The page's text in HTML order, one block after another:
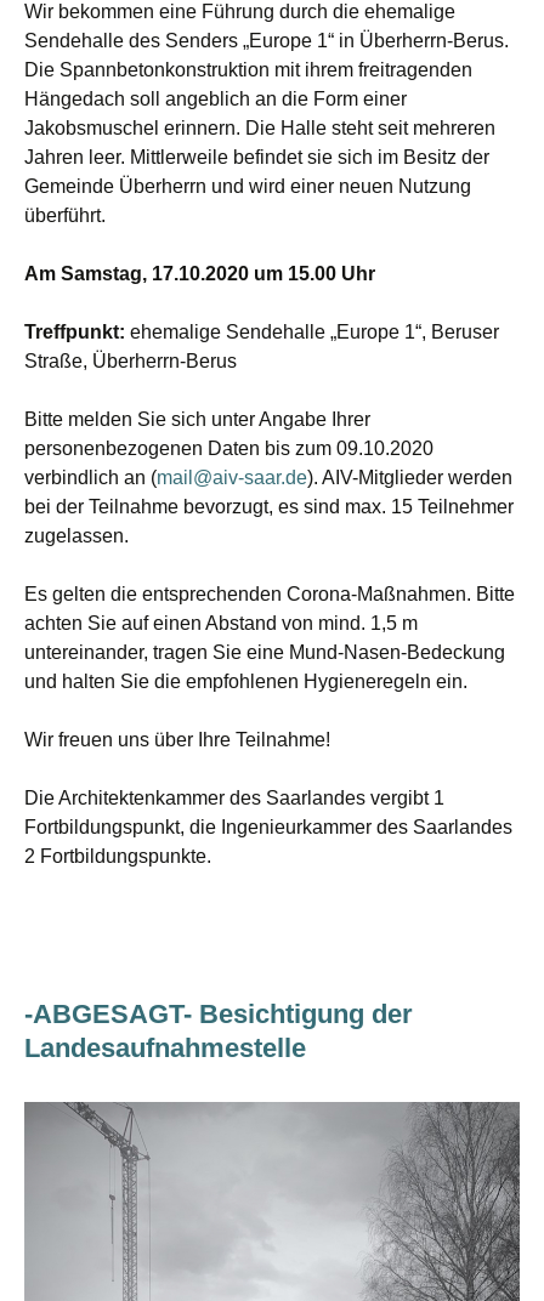
Wir bekommen eine Führung durch die ehemalige
Sendehalle des Senders „Europe 1“ in Überherrn-Berus.
Die Spannbetonkonstruktion mit ihrem freitragenden
Hängedach soll angeblich an die Form einer
Jakobsmuschel erinnern. Die Halle steht seit mehreren
Jahren leer. Mittlerweile befindet sie sich im Besitz der
Gemeinde Überherrn und wird einer neuen Nutzung
überführt.
Am Samstag, 17.10.2020 um 15.00 Uhr
Treffpunkt: ehemalige Sendehalle „Europe 1“, Beruser
Straße, Überherrn-Berus
Bitte melden Sie sich unter Angabe Ihrer
personenbezogenen Daten bis zum 09.10.2020
verbindlich an (mail@aiv-saar.de). AIV-Mitglieder werden
bei der Teilnahme bevorzugt, es sind max. 15 Teilnehmer
zugelassen.
Es gelten die entsprechenden Corona-Maßnahmen. Bitte
achten Sie auf einen Abstand von mind. 1,5 m
untereinander, tragen Sie eine Mund-Nasen-Bedeckung
und halten Sie die empfohlenen Hygieneregeln ein.
Wir freuen uns über Ihre Teilnahme!
Die Architektenkammer des Saarlandes vergibt 1
Fortbildungspunkt, die Ingenieurkammer des Saarlandes
2 Fortbildungspunkte.
-ABGESAGT- Besichtigung der
Landesaufnahmestelle